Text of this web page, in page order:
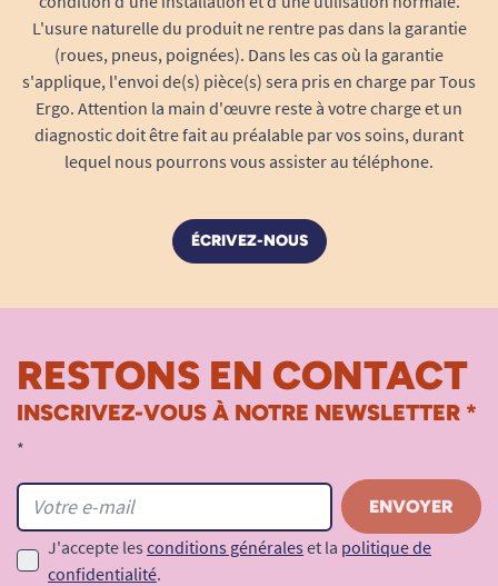
L'usure naturelle du produit ne rentre pas dans la garantie
(roues, pneus, poignées). Dans les cas où la garantie
s'applique, l'envoi de(s) pièce(s) sera pris en charge par Tous
Ergo. Attention la main d'œuvre reste à votre charge et un
diagnostic doit être fait au préalable par vos soins, durant
lequel nous pourrons vous assister au téléphone.
ÉCRIVEZ-NOUS
RESTONS EN CONTACT
INSCRIVEZ-VOUS À NOTRE NEWSLETTER *
*
J'accepte les conditions générales et la politique de
confidentialité.